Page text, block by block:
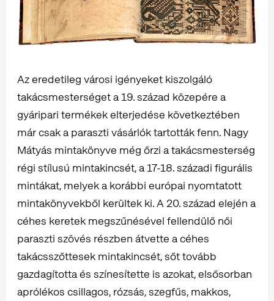
Az eredetileg városi igényeket kiszolgáló
takácsmesterséget a 19. század közepére a
gyáripari termékek elterjedése következtében
már csak a paraszti vásárlók tartották fenn. Nagy
Mátyás mintakönyve még őrzi a takácsmesterség
régi stílusú mintakincsét, a 17-18. századi figurális
mintákat, melyek a korábbi európai nyomtatott
mintakönyvekből kerültek ki. A 20. század elején a
céhes keretek megszűnésével fellendülő női
paraszti szövés részben átvette a céhes
takácsszőttesek mintakincsét, sőt tovább
gazdagította és színesítette is azokat, elsősorban
aprólékos csillagos, rózsás, szegfűs, makkos,